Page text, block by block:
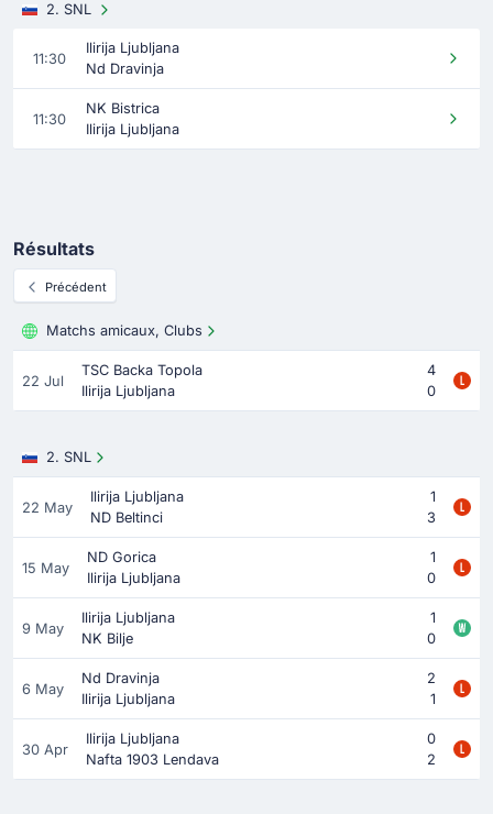
2. SNL
11:30
Ilirija Ljubljana
Nd Dravinja
11:30
NK Bistrica
Ilirija Ljubljana
Résultats
Précédent
Matchs amicaux, Clubs
22 Jul
TSC Backa Topola
4
Ilirija Ljubljana
0
2. SNL
22 May
Ilirija Ljubljana
1
ND Beltinci
3
15 May
ND Gorica
1
Ilirija Ljubljana
0
9 May
Ilirija Ljubljana
1
NK Bilje
0
6 May
Nd Dravinja
2
Ilirija Ljubljana
1
30 Apr
Ilirija Ljubljana
0
Nafta 1903 Lendava
2